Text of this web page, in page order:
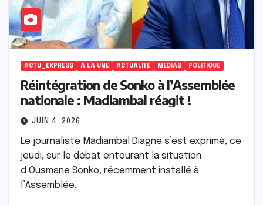
ACTU_EXPRESS À LA UNE ACTUALITE MEDIAS POLITIQUE
Réintégration de Sonko à l’Assemblée
nationale : Madiambal réagit !
JUIN 4, 2026
Le journaliste Madiambal Diagne s’est exprimé, ce
jeudi, sur le débat entourant la situation
d’Ousmane Sonko, récemment installé à
l’Assemblée…